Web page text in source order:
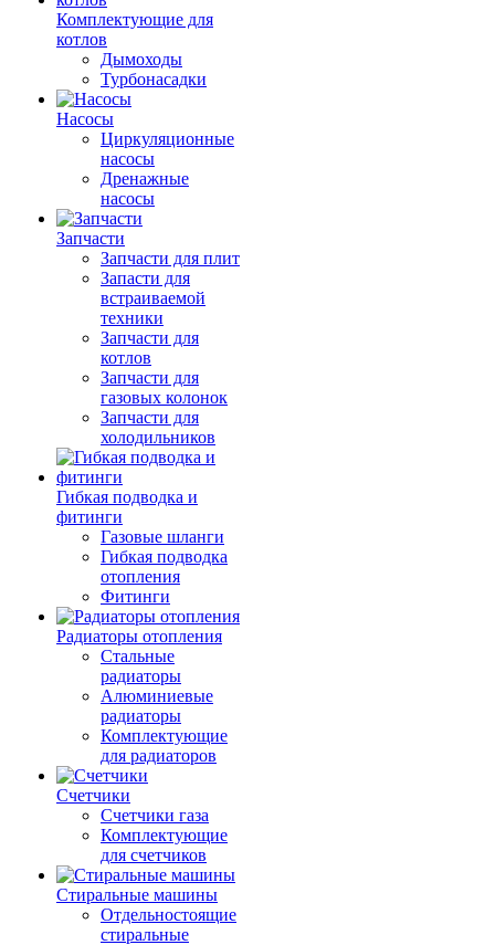
Комплектующие для
котлов
Дымоходы
Турбонасадки
Насосы
Циркуляционные
насосы
Дренажные
насосы
Запчасти
Запчасти для плит
Запасти для
встраиваемой
техники
Запчасти для
котлов
Запчасти для
газовых колонок
Запчасти для
холодильников
Гибкая подводка и
фитинги
Газовые шланги
Гибкая подводка
отопления
Фитинги
Радиаторы отопления
Стальные
радиаторы
Алюминиевые
радиаторы
Комплектующие
для радиаторов
Счетчики
Счетчики газа
Комплектующие
для счетчиков
Стиральные машины
Отдельностоящие
стиральные